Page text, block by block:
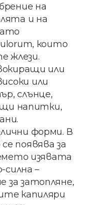
на
и на
които
жлези.
или
или
слънце,
напитки,
форми. В
появява за
изявата
силна –
за затопляне,
капиляри